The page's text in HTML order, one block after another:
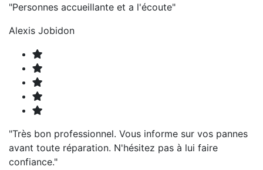
"Personnes accueillante et a l'écoute"
Alexis Jobidon
"Très bon professionnel. Vous informe sur vos pannes
avant toute réparation. N'hésitez pas à lui faire
confiance."